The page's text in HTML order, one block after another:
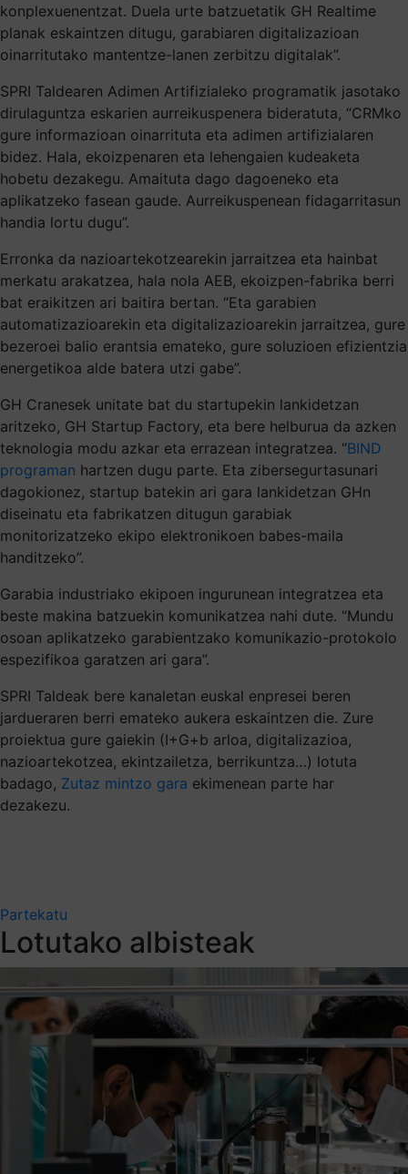
konplexuenentzat. Duela urte batzuetatik GH Realtime
planak eskaintzen ditugu, garabiaren digitalizazioan
oinarritutako mantentze-lanen zerbitzu digitalak”.
SPRI Taldearen Adimen Artifizialeko programatik jasotako
dirulaguntza eskarien aurreikuspenera bideratuta, “CRMko
gure informazioan oinarrituta eta adimen artifizialaren
bidez. Hala, ekoizpenaren eta lehengaien kudeaketa
hobetu dezakegu. Amaituta dago dagoeneko eta
aplikatzeko fasean gaude. Aurreikuspenean fidagarritasun
handia lortu dugu”.
Erronka da nazioartekotzearekin jarraitzea eta hainbat
merkatu arakatzea, hala nola AEB, ekoizpen-fabrika berri
bat eraikitzen ari baitira bertan. “Eta garabien
automatizazioarekin eta digitalizazioarekin jarraitzea, gure
bezeroei balio erantsia emateko, gure soluzioen efizientzia
energetikoa alde batera utzi gabe”.
GH Cranesek unitate bat du startupekin lankidetzan
aritzeko, GH Startup Factory, eta bere helburua da azken
teknologia modu azkar eta errazean integratzea. “BIND
programan hartzen dugu parte. Eta zibersegurtasunari
dagokionez, startup batekin ari gara lankidetzan GHn
diseinatu eta fabrikatzen ditugun garabiak
monitorizatzeko ekipo elektronikoen babes-maila
handitzeko”.
Garabia industriako ekipoen ingurunean integratzea eta
beste makina batzuekin komunikatzea nahi dute. “Mundu
osoan aplikatzeko garabientzako komunikazio-protokolo
espezifikoa garatzen ari gara”.
SPRI Taldeak bere kanaletan euskal enpresei beren
jardueraren berri emateko aukera eskaintzen die. Zure
proiektua gure gaiekin (I+G+b arloa, digitalizazioa,
nazioartekotzea, ekintzailetza, berrikuntza…) lotuta
badago, Zutaz mintzo gara ekimenean parte har
dezakezu.
Partekatu
Lotutako albisteak